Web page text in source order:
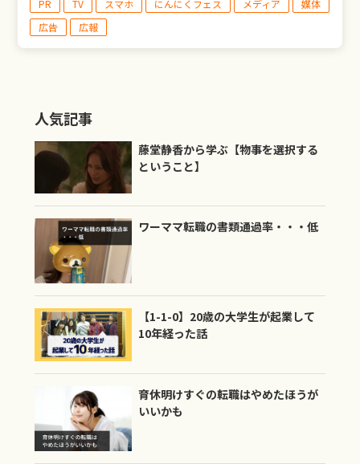
PR TV スマホ にんにくフェス メディア
媒体
広告
広報
人気記事
藤堂静香から学ぶ【物事を選択する
ということ】
ワーママ転職の書類通過率・・・低
【1-1-0】20歳の大学生が起業して
10年経った話
育休明けすぐの転職はやめたほうが
いいかも